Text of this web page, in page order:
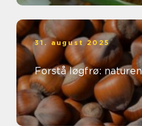
31. august 2025
Forstå løgfrø: